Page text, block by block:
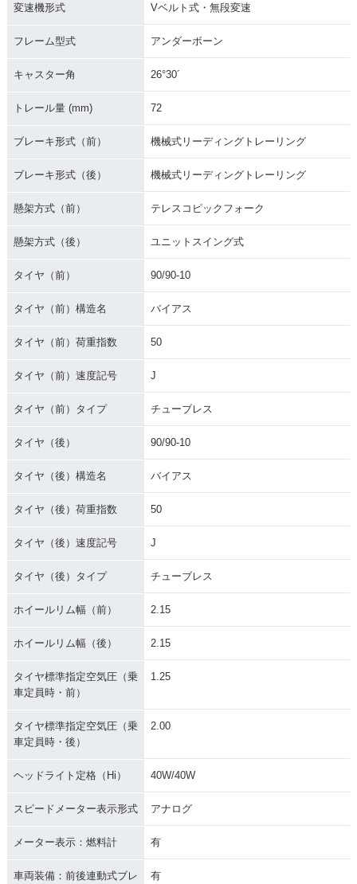
変速機形式 Vベルト式・無段変速
フレーム型式 アンダーボーン
キャスター角 26°30´
トレール量 (mm) 72
ブレーキ形式（前） 機械式リーディングトレーリング
ブレーキ形式（後） 機械式リーディングトレーリング
懸架方式（前） テレスコピックフォーク
懸架方式（後） ユニットスイング式
タイヤ（前） 90/90-10
タイヤ（前）構造名 バイアス
タイヤ（前）荷重指数 50
タイヤ（前）速度記号 J
タイヤ（前）タイプ チューブレス
タイヤ（後） 90/90-10
タイヤ（後）構造名 バイアス
タイヤ（後）荷重指数 50
タイヤ（後）速度記号 J
タイヤ（後）タイプ チューブレス
ホイールリム幅（前） 2.15
ホイールリム幅（後） 2.15
タイヤ標準指定空気圧（乗
車定員時・前）
1.25
タイヤ標準指定空気圧（乗
車定員時・後）
2.00
ヘッドライト定格（Hi） 40W/40W
スピードメーター表示形式 アナログ
メーター表示：燃料計 有
車両装備：前後連動式ブレ
有